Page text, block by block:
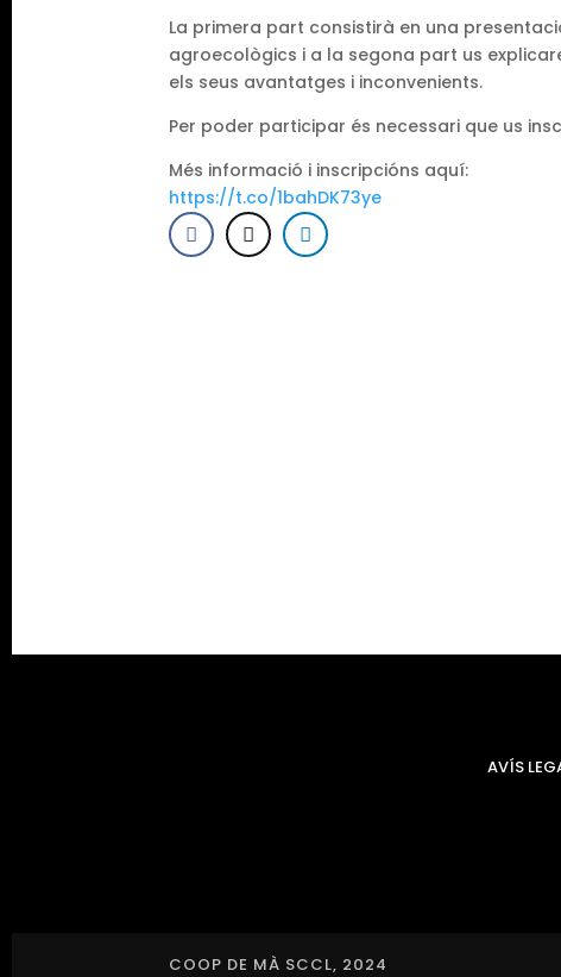
La primera part consistirà en una
agroecològics i a la segona part us
els seus avantatges i inconvenients.
Per poder participar és necessari que us
Més informació i inscripcións aquí:
https://t.co/1bahDK73ye
AVÍS
COOP DE MÀ SCCL, 2024